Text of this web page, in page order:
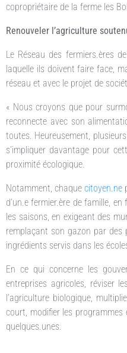
copropriétaire de la ferme les
Renouveler l’agriculture
Le Réseau des fermiers.ères
laquelle ils doivent faire face,
réseau et avec le projet de
« Nous croyons que pour
reconnecte avec son
toutes. Heureusement,
s’impliquer davantage pour
proximité écologique.
Notamment, chaquecitoyen.ne
d’un.e fermier.ère de famille,
les saisons, en exigeant des
remplaçant son gazon par des
ingrédients servis dans les
En ce qui concerne les
entreprises agricoles, réviser
l’agriculture biologique,
court, modifier les programmes
quelques.unes.